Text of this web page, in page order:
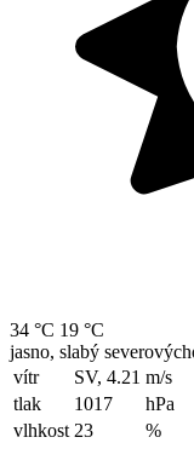
34 °C 19 °C
jasno, slabý
vítr
SV, 4.21 m/s
tlak
1017
hPa
vlhkost 23 %